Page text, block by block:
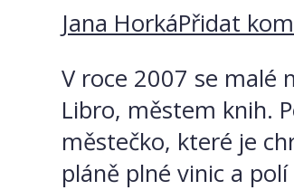
Jana HorkáPřidat
V roce 2007 se malé
Libro, městem knih.
městečko, které je
pláně plné vinic a